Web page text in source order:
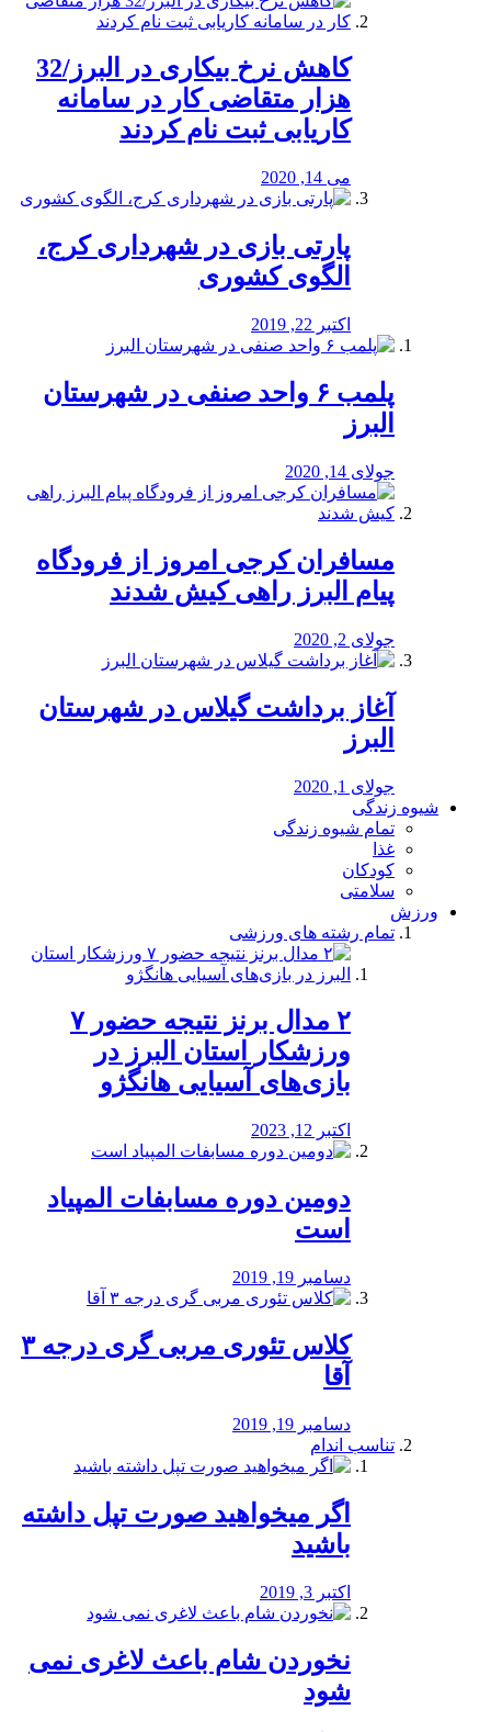
کاهش نرخ بیکاری در البرز/32
هزار متقاضی کار در سامانه
کاریابی ثبت نام کردند
می 14, 2020
پارتی بازی در شهرداری کرج،
الگوی کشوری
اکتبر 22, 2019
پلمب ۶ واحد صنفی در شهرستان
البرز
جولای 14, 2020
مسافران کرجی امروز از فرودگاه
پیام البرز راهی کیش شدند
جولای 2, 2020
آغاز برداشت گیلاس در شهرستان
البرز
جولای 1, 2020
شیوه زندگی
تمام شیوه زندگی
غذا
کودکان
سلامتی
ورزش
تمام رشته های ورزشی
۲ مدال برنز نتیجه حضور ۷
ورزشکار استان البرز در
بازی‌های آسیایی هانگژو
اکتبر 12, 2023
دومین دوره مسابفات المپیاد
است
دسامبر 19, 2019
کلاس تئوری مربی گری درجه ۳
آقا
دسامبر 19, 2019
تناسب اندام
اگر میخواهید صورت تپل داشته
باشید
اکتبر 3, 2019
نخوردن شام باعث لاغری نمی
‌شود